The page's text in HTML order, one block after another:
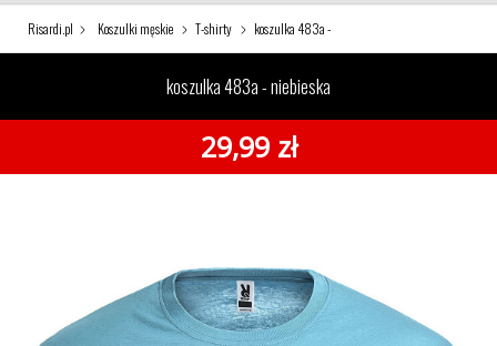
Risardi.pl Koszulki męskie T-shirty koszulka 483a -
koszulka 483a - niebieska
29,99 zł